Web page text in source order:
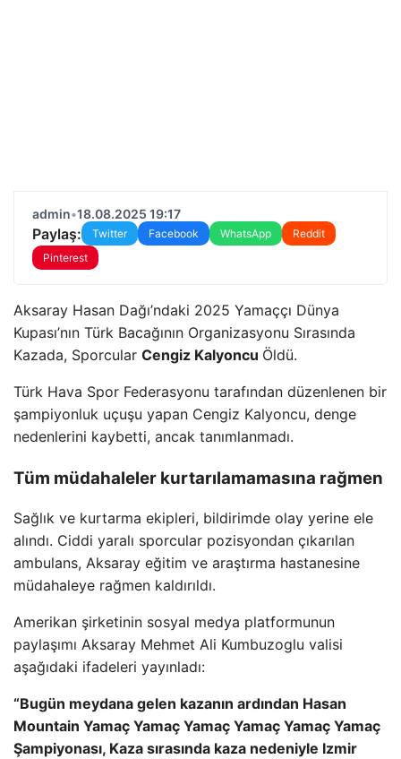
admin•18.08.2025 19:17
Paylaş: Twitter Facebook WhatsApp
Reddit
Pinterest
Aksaray Hasan Dağı’ndaki 2025 Yamaççı Dünya
Kupası’nın Türk Bacağının Organizasyonu Sırasında
Kazada, Sporcular Cengiz Kalyoncu Öldü.
Türk Hava Spor Federasyonu tarafından düzenlenen bir
şampiyonluk uçuşu yapan Cengiz Kalyoncu, denge
nedenlerini kaybetti, ancak tanımlanmadı.
Tüm müdahaleler kurtarılamamasına rağmen
Sağlık ve kurtarma ekipleri, bildirimde olay yerine ele
alındı. Ciddi yaralı sporcular pozisyondan çıkarılan
ambulans, Aksaray eğitim ve araştırma hastanesine
müdahaleye rağmen kaldırıldı.
Amerikan şirketinin sosyal medya platformunun
paylaşımı Aksaray Mehmet Ali Kumbuzoglu valisi
aşağıdaki ifadeleri yayınladı:
“Bugün meydana gelen kazanın ardından Hasan
Mountain Yamaç Yamaç Yamaç Yamaç Yamaç Yamaç
Şampiyonası, Kaza sırasında kaza nedeniyle Izmir